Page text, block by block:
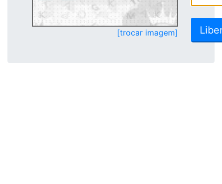
[trocar imagem]